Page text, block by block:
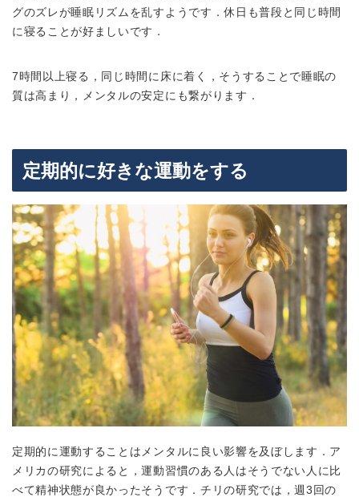
グのズレが睡眠リズムを乱すようです．休日も普段と同じ時間
に寝ることが好ましいです．
7時間以上寝る，同じ時間に床に着く， そうすることで睡眠の
質は高まり，メンタルの安定にも繋がります．
定期的に好きな運動をする
定期的に運動することはメンタルに良い影響を及ぼします． ア
メリカの研究によると，運動習慣のある人はそうでない人に比
べて精神状態が良かったそうです．チリの研究では，週3回の